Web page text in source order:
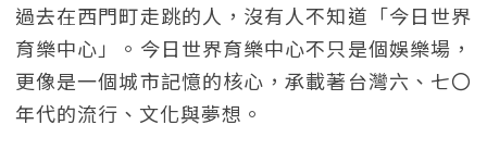
過去在西門町走跳的人，沒有人不知道「今日世界
育樂中心」。今日世界育樂中心不只是個娛樂場，
更像是一個城市記憶的核心，承載著台灣六、七〇
年代的流行、文化與夢想。